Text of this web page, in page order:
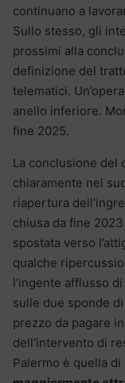
continuano a
Sullo stesso, gli
prossimi alla
definizione del
telematici.
anello inferiore.
fine 2025.
La conclusione del
chiaramente nel
riapertura
chiusa da fine
spostata verso
qualche
l’ingente afflusso
sulle due sponde
prezzo da pagare
dell’intervento di
Palermo è quella